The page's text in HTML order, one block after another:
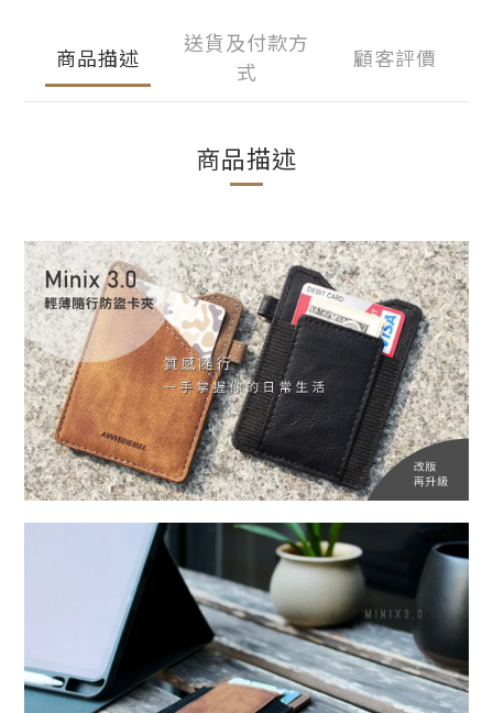
商品描述
送貨及付款方
式
顧客評價
商品描述